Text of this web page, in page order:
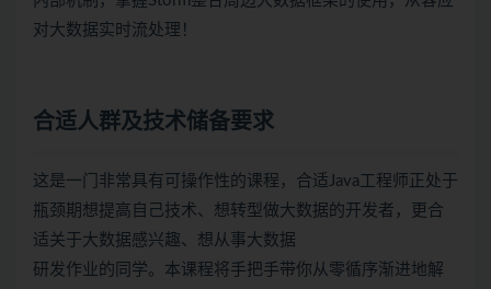
对大数据实时流处理！
合适人群及技术储备要求
这是一门非常具有可操作性的课程，合适Java工程师正处于
瓶颈期想提高自己技术、想转型做大数据的开发者，更合
适关于大数据感兴趣、想从事大数据
研发作业的同学。本课程将手把手带你从零循序渐进地解